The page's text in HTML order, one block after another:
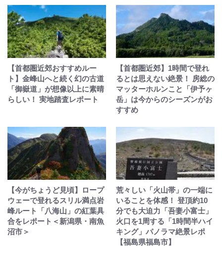
【首都圏近郊おすすめルー
ト】金峰山へと続く幻の古道
「御嶽道」が想像以上に素晴
らしい！ 実地踏査レポート
【首都圏近郊】1時間で登れ
るとは思えない絶景！ 房総の
マッターホルンこと「伊予ヶ
岳」は今からのシーズンがお
すすめ
【今がちょうど見頃】ロープ
ウェーで登れるスリル満点岩
峰ルート「八海山」の紅葉具
合をレポート＜新潟県・南魚
沼市＞
荒々しい「火山帯」の一端に
いることを体感！ 登頂約10
分でも大迫力「吾妻小富士」
火口を1周する「1時間半ハイ
キング」パノラマ絶景レポ
【福島県福島市】